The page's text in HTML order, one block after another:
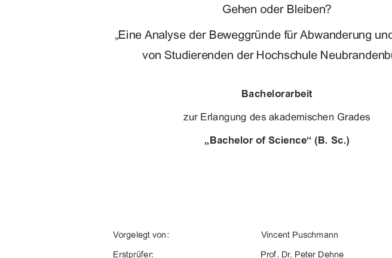

!
$!(+--!%/
		

9$!(+-+"%!*!7
+-$"("$/1+*&* "*/0. %)**
-./,-4#"--+#-"/"-"%*"